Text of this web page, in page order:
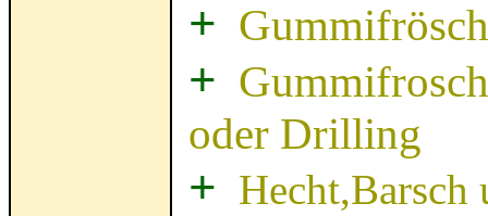
+
+
oder Drilling
+ Hecht,Barsch